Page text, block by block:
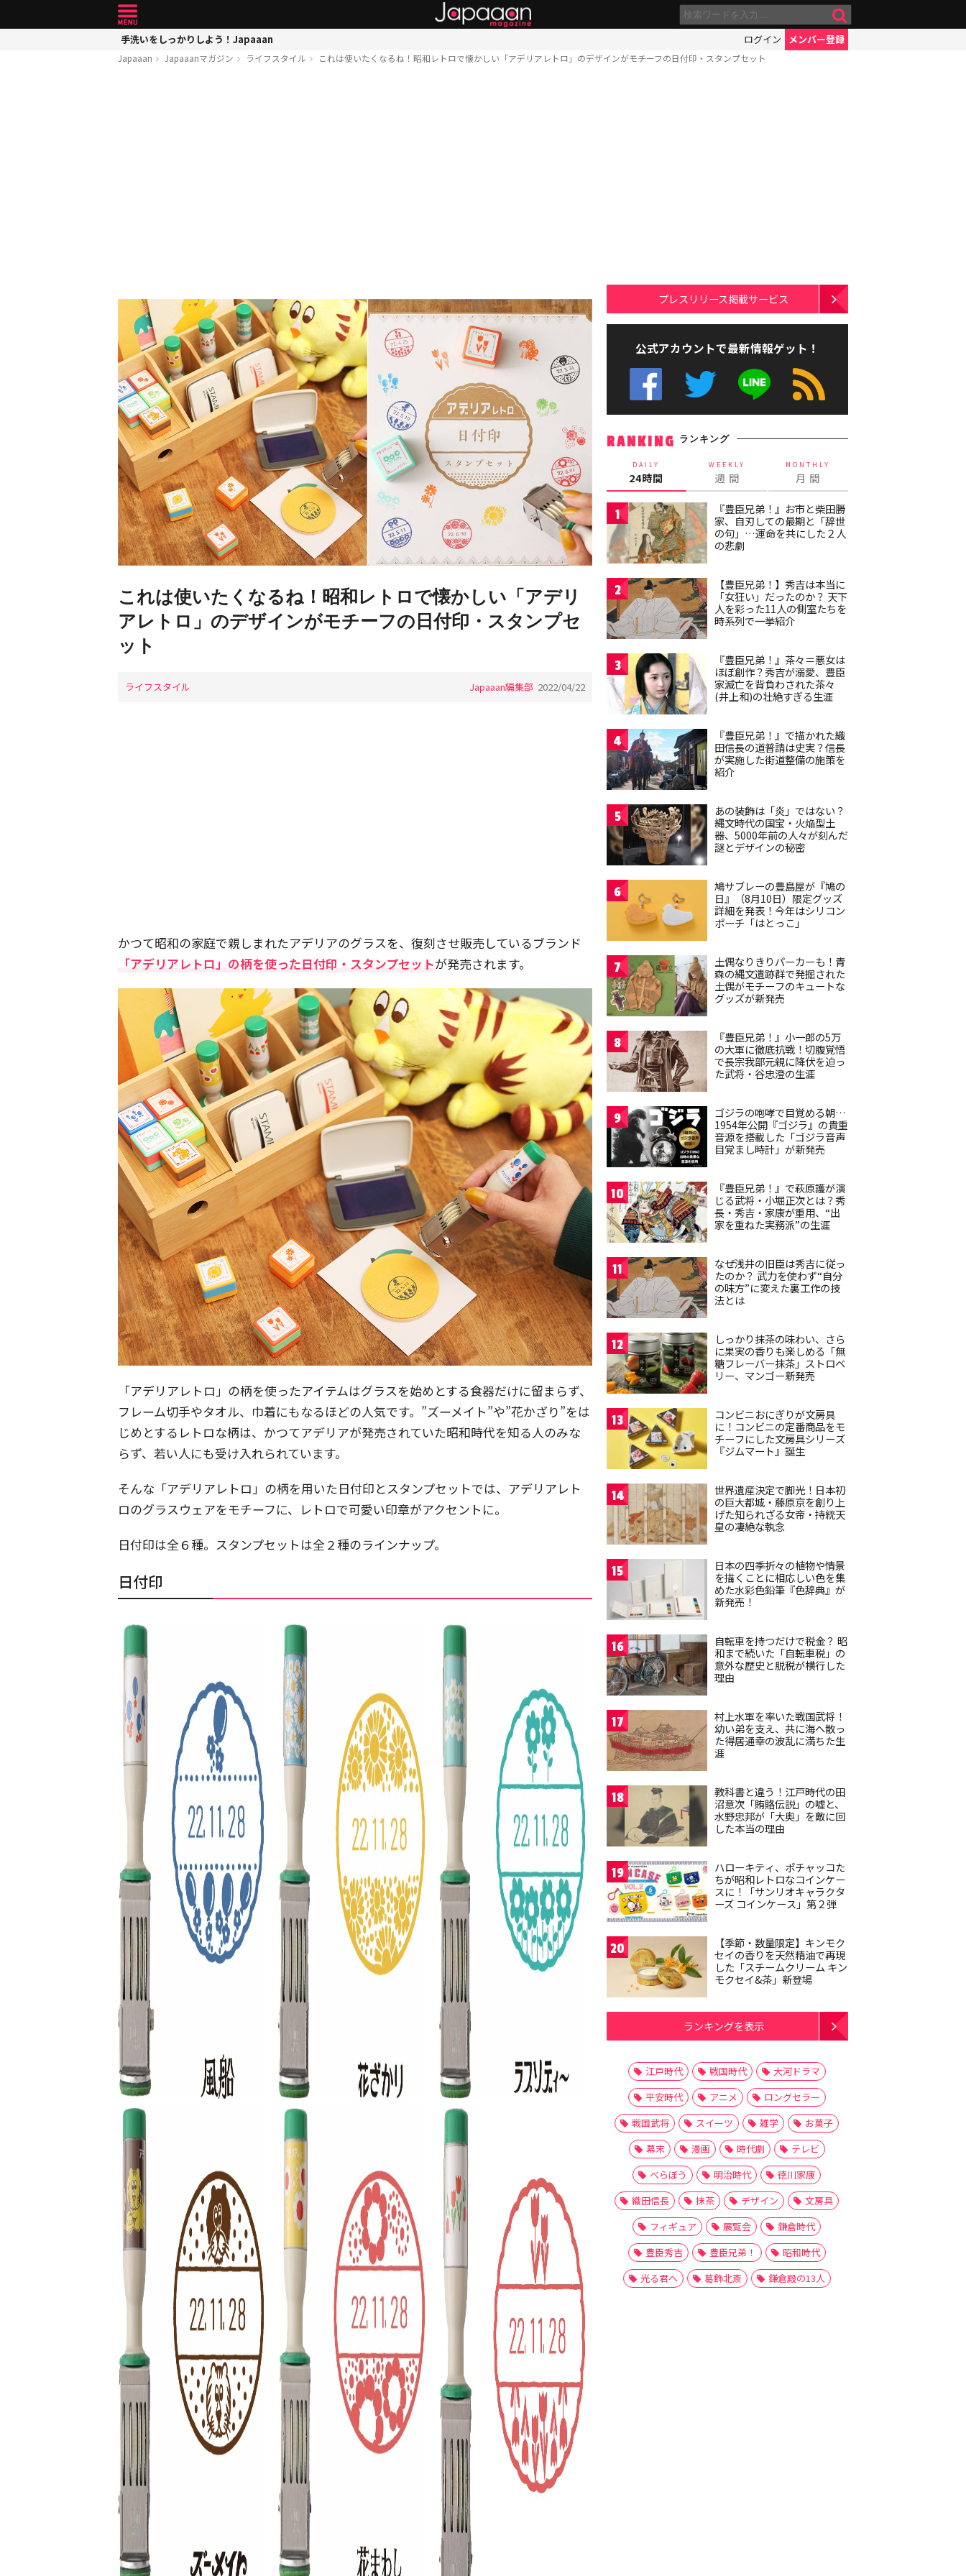
手洗いをしっかりしよう！Japaaan ログイン メンバー登録
Japaaan Japaaanマガジン ライフスタイル これは使いたくなるね！昭和レトロで懐かしい「アデリアレトロ」のデザインがモチーフの日付印・スタンプセット
これは使いたくなるね！昭和レトロで懐かしい「アデリ
アレトロ」のデザインがモチーフの日付印・スタンプセ
ット
ライフスタイル Japaaan編集部 2022/04/22
かつて昭和の家庭で親しまれたアデリアのグラスを、復刻させ販売しているブランド
「アデリアレトロ」の柄を使った日付印・スタンプセットが発売されます。
「アデリアレトロ」の柄を使ったアイテムはグラスを始めとする食器だけに留まらず、
フレーム切手やタオル、巾着にもなるほどの人気です。”ズーメイト”や”花かざり”をは
じめとするレトロな柄は、かつてアデリアが発売されていた昭和時代を知る人のみな
らず、若い人にも受け入れられています。
そんな「アデリアレトロ」の柄を用いた日付印とスタンプセットでは、アデリアレト
ロのグラスウェアをモチーフに、レトロで可愛い印章がアクセントに。
日付印は全６種。スタンプセットは全２種のラインナップ。
日付印
プレスリリース掲載サービス
公式アカウントで最新情報ゲット！
RANKING ランキング
DAILY
24時間
WEEKLY
週 間
MONTHLY
月 間
1
『豊臣兄弟！』お市と柴田勝
家、自刃しての最期と「辞世
の句」…運命を共にした２人
の悲劇
2
【豊臣兄弟！】秀吉は本当に
「女狂い」だったのか？ 天下
人を彩った11人の側室たちを
時系列で一挙紹介
3
『豊臣兄弟！』茶々＝悪女は
ほぼ創作？秀吉が溺愛、豊臣
家滅亡を背負わされた茶々
(井上和)の壮絶すぎる生涯
4
『豊臣兄弟！』で描かれた織
田信長の道普請は史実？信長
が実施した街道整備の施策を
紹介
5
あの装飾は「炎」ではない？
縄文時代の国宝・火焔型土
器、5000年前の人々が刻んだ
謎とデザインの秘密
6
鳩サブレーの豊島屋が『鳩の
日』（8月10日）限定グッズ
詳細を発表！今年はシリコン
ポーチ「はとっこ」
7
土偶なりきりパーカーも！青
森の縄文遺跡群で発掘された
土偶がモチーフのキュートな
グッズが新発売
8
『豊臣兄弟！』小一郎の5万
の大軍に徹底抗戦！切腹覚悟
で長宗我部元親に降伏を迫っ
た武将・谷忠澄の生涯
9
ゴジラの咆哮で目覚める朝…
1954年公開『ゴジラ』の貴重
音源を搭載した「ゴジラ音声
目覚まし時計」が新発売
10
『豊臣兄弟！』で萩原護が演
じる武将・小堀正次とは？秀
長・秀吉・家康が重用、“出
家を重ねた実務派”の生涯
11
なぜ浅井の旧臣は秀吉に従っ
たのか？ 武力を使わず“自分
の味方”に変えた裏工作の技
法とは
12
しっかり抹茶の味わい、さら
に果実の香りも楽しめる「無
糖フレーバー抹茶」ストロベ
リー、マンゴー新発売
13
コンビニおにぎりが文房具
に！コンビニの定番商品をモ
チーフにした文房具シリーズ
『ジムマート』誕生
14
世界遺産決定で脚光！日本初
の巨大都城・藤原京を創り上
げた知られざる女帝・持統天
皇の凄絶な執念
15
日本の四季折々の植物や情景
を描くことに相応しい色を集
めた水彩色鉛筆『色辞典』が
新発売！
16
自転車を持つだけで税金？ 昭
和まで続いた「自転車税」の
意外な歴史と脱税が横行した
理由
17
村上水軍を率いた戦国武将！
幼い弟を支え、共に海へ散っ
た得居通幸の波乱に満ちた生
涯
18
教科書と違う！江戸時代の田
沼意次「賄賂伝説」の嘘と、
水野忠邦が「大奥」を敵に回
した本当の理由
19
ハローキティ、ポチャッコた
ちが昭和レトロなコインケー
スに！「サンリオキャラクタ
ーズ コインケース」第２弾
20
【季節・数量限定】キンモク
セイの香りを天然精油で再現
した「スチームクリーム キン
モクセイ&茶」新登場
ランキングを表示
江戸時代 戦国時代
大河ドラマ
平安時代
アニメ
ロングセラー
戦国武将
スイーツ 雑学
お菓子
幕末
漫画 時代劇
テレビ
べらぼう
明治時代
徳川家康
織田信長
抹茶 デザイン
文房具
フィギュア
展覧会
鎌倉時代
豊臣秀吉
豊臣兄弟！
昭和時代
光る君へ
葛飾北斎 鎌倉殿の13人